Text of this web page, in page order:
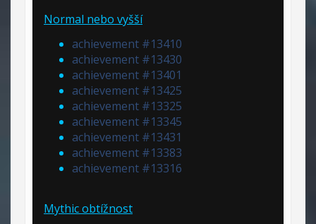
Normal nebo vyšší
achievement #13410
achievement #13430
achievement #13401
achievement #13425
achievement #13325
achievement #13345
achievement #13431
achievement #13383
achievement #13316
Mythic obtížnost